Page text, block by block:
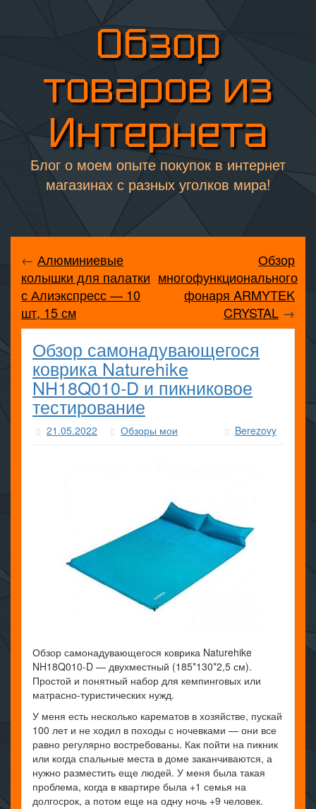
Обзор
товаров из
Интернета
Блог о моем опыте покупок в интернет
магазинах с разных уголков мира!
← Алюминиевые
колышки для палатки
с Алиэкспресс — 10
шт, 15 см
Обзор
многофункционального
фонаря ARMYTEK
CRYSTAL →
Обзор самонадувающегося
коврика Naturehike
NH18Q010-D и пикниковое
тестирование
21.05.2022 Обзоры мои Berezovy
Обзор самонадувающегося коврика Naturehike
NH18Q010-D — двухместный (185*130*2,5 см).
Простой и понятный набор для кемпинговых или
матрасно-туристических нужд.
У меня есть несколько карематов в хозяйстве, пускай
100 лет и не ходил в походы с ночевками — они все
равно регулярно востребованы. Как пойти на пикник
или когда спальные места в доме заканчиваются, а
нужно разместить еще людей. У меня была такая
проблема, когда в квартире была +1 семья на
долгосрок, а потом еще на одну ночь +9 человек.